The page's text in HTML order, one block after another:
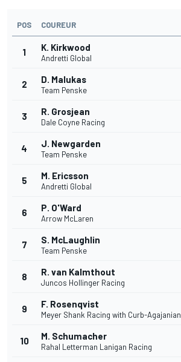
POS COUREUR
1 K. Kirkwood
Andretti Global
2 D. Malukas
Team Penske
3 R. Grosjean
Dale Coyne Racing
4 J. Newgarden
Team Penske
5 M. Ericsson
Andretti Global
6 P. O'Ward
Arrow McLaren
7 S. McLaughlin
Team Penske
8 R. van Kalmthout
Juncos Hollinger Racing
9 F. Rosenqvist
Meyer Shank Racing with Curb-Agajanian
10 M. Schumacher
Rahal Letterman Lanigan Racing